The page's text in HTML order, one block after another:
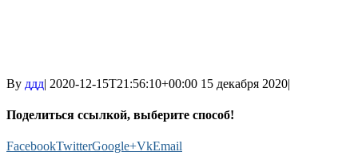
By ддд| 2020-12-15T21:56:10+00:00 15 декабря 2020|
Поделиться ссылкой, выберите способ!
FacebookTwitterGoogle+VkEmail